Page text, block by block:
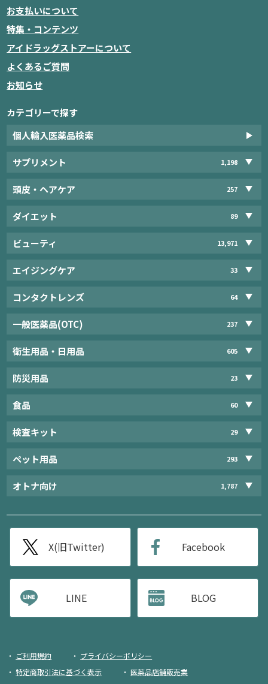
お支払いについて
特集・コンテンツ
アイドラッグストアーについて
よくあるご質問
お知らせ
カテゴリーで探す
個人輸入医薬品検索
サプリメント 1,198
頭皮・ヘアケア 257
ダイエット 89
ビューティ 13,971
エイジングケア 33
コンタクトレンズ 64
一般医薬品(OTC) 237
衛生用品・日用品 605
防災用品 23
食品 60
検査キット 29
ペット用品 293
オトナ向け 1,787
X(旧Twitter) Facebook
LINE BLOG
ご利用規約
プライバシーポリシー
特定商取引法に基づく表示
医薬品店舗販売業